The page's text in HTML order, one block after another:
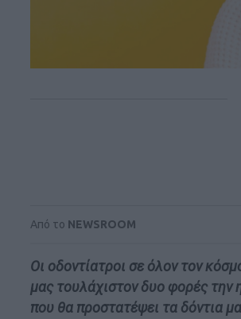
Από το NEWSROOM
Οι οδοντίατροι σε όλον τον
μας τουλάχιστον δυο φορές την
που θα προστατέψει τα δόντια